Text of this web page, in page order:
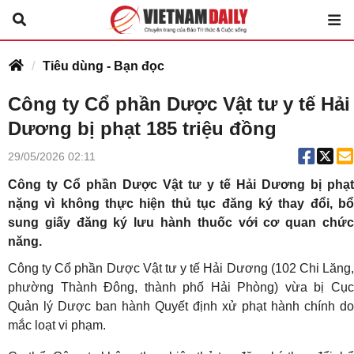
Tiêu dùng - Bạn đọc
Công ty Cổ phần Dược Vật tư y tế Hải
Dương bị phạt 185 triệu đồng
29/05/2026 02:11
Công ty Cổ phần Dược Vật tư y tế Hải Dương bị phạt
nặng vì không thực hiện thủ tục đăng ký thay đổi, bổ
sung giấy đăng ký lưu hành thuốc với cơ quan chức
năng.
Công ty Cổ phần Dược Vật tư y tế Hải Dương (102 Chi Lăng,
phường Thành Đông, thành phố Hải Phòng) vừa bị Cục
Quản lý Dược ban hành Quyết định xử phạt hành chính do
mắc loạt vi phạm.